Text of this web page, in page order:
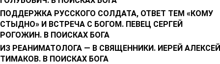
ПОДДЕРЖКА РУССКОГО СОЛДАТА, ОТВЕТ ТЕМ «КОМУ
СТЫДНО» И ВСТРЕЧА С БОГОМ. ПЕВЕЦ СЕРГЕЙ
РОГОЖИН. В ПОИСКАХ БОГА
ИЗ РЕАНИМАТОЛОГА — В СВЯЩЕННИКИ. ИЕРЕЙ АЛЕКСЕЙ
ТИМАКОВ. В ПОИСКАХ БОГА